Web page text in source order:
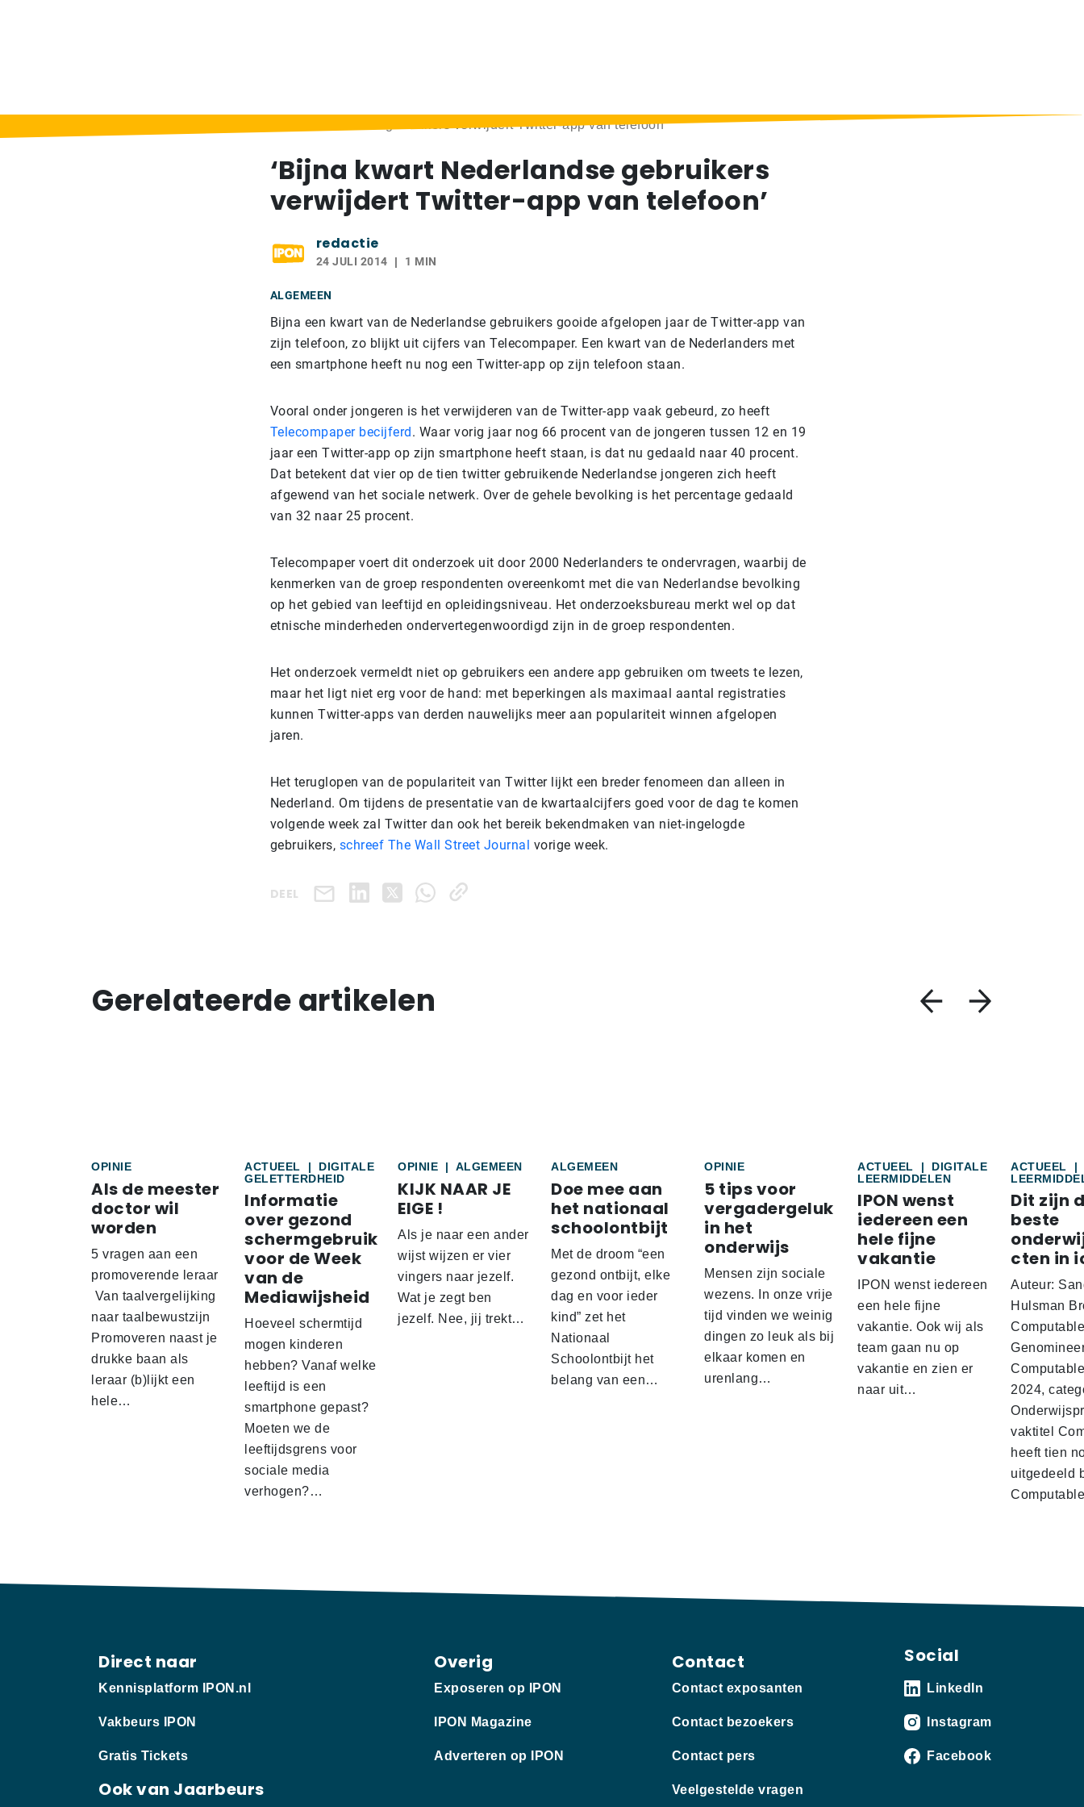
‘Bijna kwart Nederlandse gebruikers verwijdert Twitter-app van telefoon’
‘Bijna kwart Nederlandse gebruikers
verwijdert Twitter-app van telefoon’
redactie
24 JULI 2014 1 MIN
ALGEMEEN
Bijna een kwart van de Nederlandse gebruikers gooide afgelopen jaar de Twitter-app van
zijn telefoon, zo blijkt uit cijfers van Telecompaper. Een kwart van de Nederlanders met
een smartphone heeft nu nog een Twitter-app op zijn telefoon staan.
Vooral onder jongeren is het verwijderen van de Twitter-app vaak gebeurd, zo heeft
Telecompaper becijferd. Waar vorig jaar nog 66 procent van de jongeren tussen 12 en 19
jaar een Twitter-app op zijn smartphone heeft staan, is dat nu gedaald naar 40 procent.
Dat betekent dat vier op de tien twitter gebruikende Nederlandse jongeren zich heeft
afgewend van het sociale netwerk. Over de gehele bevolking is het percentage gedaald
van 32 naar 25 procent.
Telecompaper voert dit onderzoek uit door 2000 Nederlanders te ondervragen, waarbij de
kenmerken van de groep respondenten overeenkomt met die van Nederlandse bevolking
op het gebied van leeftijd en opleidingsniveau. Het onderzoeksbureau merkt wel op dat
etnische minderheden ondervertegenwoordigd zijn in de groep respondenten.
Het onderzoek vermeldt niet op gebruikers een andere app gebruiken om tweets te lezen,
maar het ligt niet erg voor de hand: met beperkingen als maximaal aantal registraties
kunnen Twitter-apps van derden nauwelijks meer aan populariteit winnen afgelopen
jaren.
Het teruglopen van de populariteit van Twitter lijkt een breder fenomeen dan alleen in
Nederland. Om tijdens de presentatie van de kwartaalcijfers goed voor de dag te komen
volgende week zal Twitter dan ook het bereik bekendmaken van niet-ingelogde
gebruikers, schreef The Wall Street Journal vorige week.
DEEL
Gerelateerde artikelen
OPINIE
Als de meester
doctor wil
worden
5 vragen aan een
promoverende leraar
Van taalvergelijking
naar taalbewustzijn
Promoveren naast je
drukke baan als
leraar (b)lijkt een
hele…
ACTUEEL |
DIGITALE
GELETTERDHEID
Informatie
over gezond
schermgebruik
voor de Week
van de
Mediawijsheid
Hoeveel schermtijd
mogen kinderen
hebben? Vanaf welke
leeftijd is een
smartphone gepast?
Moeten we de
leeftijdsgrens voor
sociale media
verhogen?…
OPINIE | ALGEMEEN
KIJK NAAR JE
EIGE !
Als je naar een ander
wijst wijzen er vier
vingers naar jezelf.
Wat je zegt ben
jezelf. Nee, jij trekt…
ALGEMEEN
Doe mee aan
het nationaal
schoolontbijt
Met de droom “een
gezond ontbijt, elke
dag en voor ieder
kind” zet het
Nationaal
Schoolontbijt het
belang van een…
OPINIE
5 tips voor
vergadergeluk
in het
onderwijs
Mensen zijn sociale
wezens. In onze vrije
tijd vinden we weinig
dingen zo leuk als bij
elkaar komen en
urenlang…
ACTUEEL |
DIGITALE
LEERMIDDELEN
IPON wenst
iedereen een
hele fijne
vakantie
IPON wenst iedereen
een hele fijne
vakantie. Ook wij als
team gaan nu op
vakantie en zien er
naar uit…
ACTUEEL
|
Dit zijn
beste
cten in
Auteur:
Hulsman
Computable
2024,
vaktitel
heeft tien
uitgedeeld
Direct naar
Kennisplatform IPON.nl
Vakbeurs IPON
Gratis Tickets
Ook van Jaarbeurs
Overig
Exposeren op IPON
IPON Magazine
Adverteren op IPON
Contact
Contact exposanten
Contact bezoekers
Contact pers
Veelgestelde vragen
Social
LinkedIn
Instagram
Facebook